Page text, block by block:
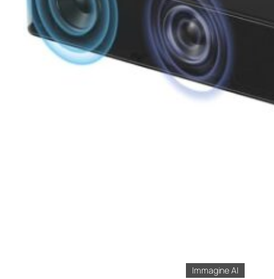
Immagine AI